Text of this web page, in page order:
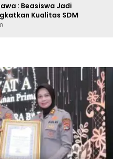
: Beasiswa Jadi
Kualitas SDM
0